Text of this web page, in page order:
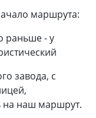
маршрута:
раньше - у
завода, с
на наш маршрут.